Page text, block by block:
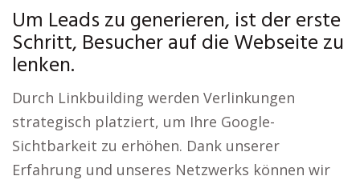
Um Leads zu generieren, ist der erste
Schritt, Besucher auf die Webseite zu
lenken.
Durch Linkbuilding werden Verlinkungen
strategisch platziert, um Ihre Google-
Sichtbarkeit zu erhöhen. Dank unserer
Erfahrung und unseres Netzwerks können wir